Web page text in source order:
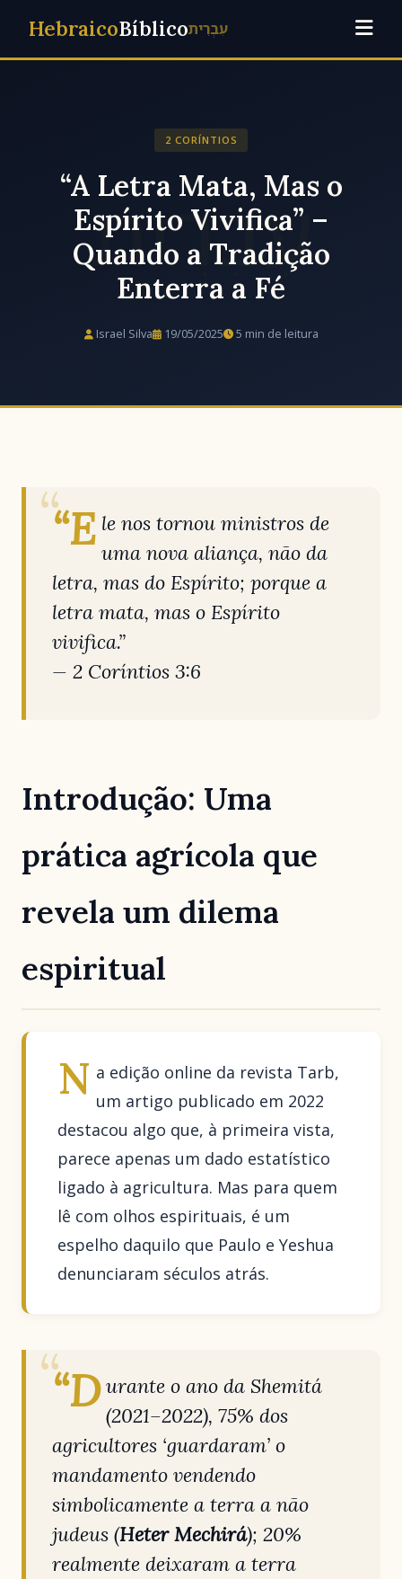
HebraicoBíblicoעִבְרִית
2 CORÍNTIOS
“A Letra Mata, Mas o
Espírito Vivifica” –
Quando a Tradição
Enterra a Fé
Israel Silva 19/05/2025 5 min de leitura
“E le nos tornou ministros de
uma nova aliança, não da
letra, mas do Espírito; porque a
letra mata, mas o Espírito
vivifica.”
— 2 Coríntios 3:6
Introdução: Uma
prática agrícola que
revela um dilema
espiritual
N a edição online da revista Tarb,
um artigo publicado em 2022
destacou algo que, à primeira vista,
parece apenas um dado estatístico
ligado à agricultura. Mas para quem
lê com olhos espirituais, é um
espelho daquilo que Paulo e Yeshua
denunciaram séculos atrás.
“D urante o ano da Shemitá
(2021–2022), 75% dos
agricultores ‘guardaram’ o
mandamento vendendo
simbolicamente a terra a não
judeus (Heter Mechirá); 20%
realmente deixaram a terra